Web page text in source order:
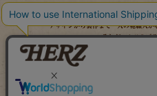
時を経てこそ解る味わいがある。使
デザインから製作まで一人の鞄職人が
それがヘルツのブ
MAIL MAGAZINE
X（旧TWITTER）